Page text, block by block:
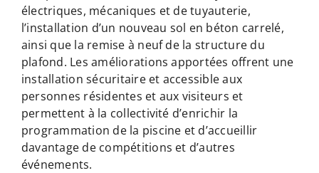
électriques, mécaniques et de tuyauterie,
l’installation d’un nouveau sol en béton carrelé,
ainsi que la remise à neuf de la structure du
plafond. Les améliorations apportées offrent une
installation sécuritaire et accessible aux
personnes résidentes et aux visiteurs et
permettent à la collectivité d’enrichir la
programmation de la piscine et d’accueillir
davantage de compétitions et d’autres
événements.